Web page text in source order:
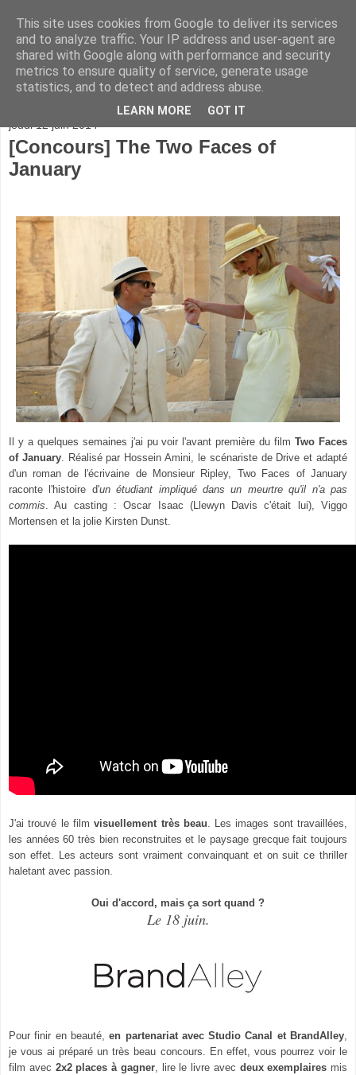
jeudi 12 juin 2014
[Concours] The Two Faces of
January
Il y a quelques semaines j'ai pu voir l'avant première du filmTwo Faces
of January. Réalisé par Hossein Amini, le scénariste de Drive et adapté
d'un roman de l'écrivaine de Monsieur Ripley, Two Faces of January
raconte l'histoire d'un étudiant impliqué dans un meurtre qu'il n'a pas
commis. Au casting : Oscar Isaac (Llewyn Davis c'était lui), Viggo
Mortensen et la jolie Kirsten Dunst.
J'ai trouvé le filmvisuellement très beau. Les images sont travaillées,
les années 60 très bien reconstruites et le paysage grecque fait toujours
son effet. Les acteurs sont vraiment convainquant et on suit ce thriller
haletant avec passion.
Oui d'accord, mais ça sort quand ?
Le 18 juin.
Pour finir en beauté,en partenariat avec Studio Canal et BrandAlley,
je vous ai préparé un très beau concours. En effet, vous pourrez voir le
film avec 2x2 places à gagner, lire le livre avec deux exemplaires mis
This site uses cookies from Google to deliver its services
and to analyze traffic. Your IP address and user-agent are
shared with Google along with performance and security
metrics to ensure quality of service, generate usage
statistics, and to detect and address abuse.
LEARN MORE GOT IT